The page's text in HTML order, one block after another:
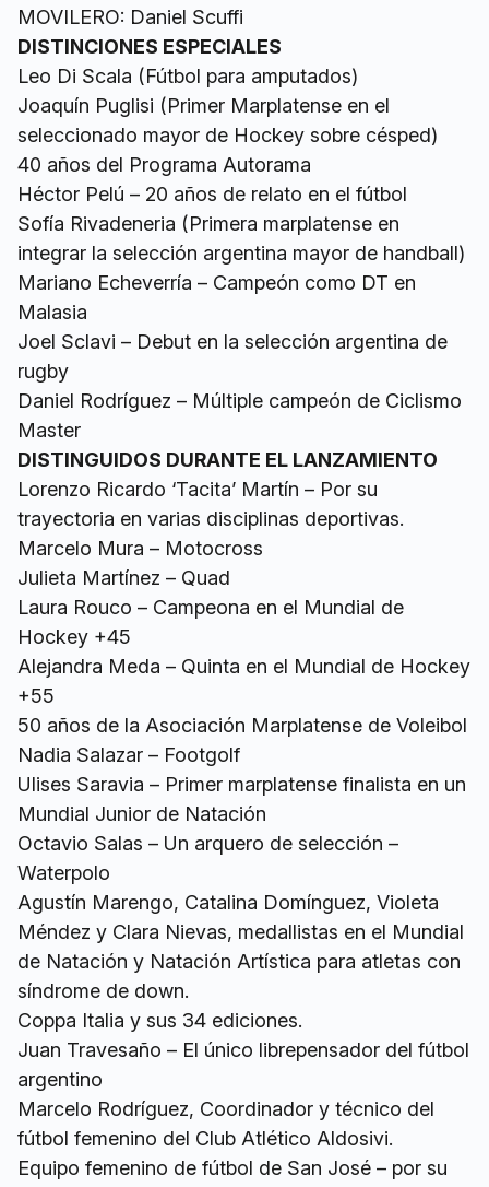
MOVILERO: Daniel Scuffi
DISTINCIONES ESPECIALES
Leo Di Scala (Fútbol para amputados)
Joaquín Puglisi (Primer Marplatense en el
seleccionado mayor de Hockey sobre césped)
40 años del Programa Autorama
Héctor Pelú – 20 años de relato en el fútbol
Sofía Rivadeneria (Primera marplatense en
integrar la selección argentina mayor de handball)
Mariano Echeverría – Campeón como DT en
Malasia
Joel Sclavi – Debut en la selección argentina de
rugby
Daniel Rodríguez – Múltiple campeón de Ciclismo
Master
DISTINGUIDOS DURANTE EL LANZAMIENTO
Lorenzo Ricardo ‘Tacita’ Martín – Por su
trayectoria en varias disciplinas deportivas.
Marcelo Mura – Motocross
Julieta Martínez – Quad
Laura Rouco – Campeona en el Mundial de
Hockey +45
Alejandra Meda – Quinta en el Mundial de Hockey
+55
50 años de la Asociación Marplatense de Voleibol
Nadia Salazar – Footgolf
Ulises Saravia – Primer marplatense finalista en un
Mundial Junior de Natación
Octavio Salas – Un arquero de selección –
Waterpolo
Agustín Marengo, Catalina Domínguez, Violeta
Méndez y Clara Nievas, medallistas en el Mundial
de Natación y Natación Artística para atletas con
síndrome de down.
Coppa Italia y sus 34 ediciones.
Juan Travesaño – El único librepensador del fútbol
argentino
Marcelo Rodríguez, Coordinador y técnico del
fútbol femenino del Club Atlético Aldosivi.
Equipo femenino de fútbol de San José – por su